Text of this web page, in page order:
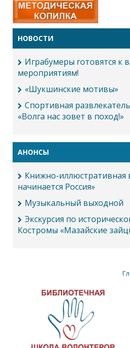
НОВОСТИ
Играбумеры готовятся к
мероприятиям!
«Шукшинские мотивы»
Спортивная
«Волга нас зовет в поход!»
АНОНСЫ
Книжно-иллюстративная
начинается Россия»
Музыкальный выходной
Экскурсия по
Костромы «Мазайские